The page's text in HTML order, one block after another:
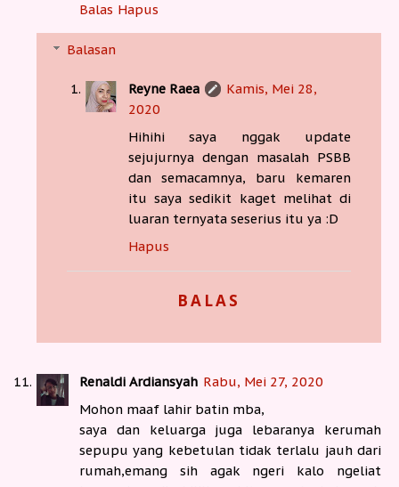
Balas Hapus
Balasan
Reyne Raea
Kamis, Mei 28,
2020
Hihihi saya nggak update
sejujurnya dengan masalah PSBB
dan semacamnya, baru kemaren
itu saya sedikit kaget melihat di
luaran ternyata seserius itu ya :D
Hapus
BALAS
Renaldi Ardiansyah Rabu, Mei 27, 2020
Mohon maaf lahir batin mba,
saya dan keluarga juga lebaranya kerumah
sepupu yang kebetulan tidak terlalu jauh dari
rumah,emang sih agak ngeri kalo ngeliat